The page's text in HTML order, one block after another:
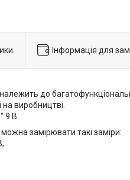
Інформація для
належить до
на виробництві.
9 В.
замірювати такі заміри: